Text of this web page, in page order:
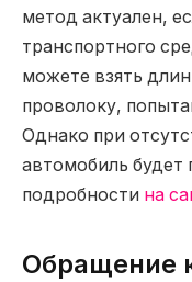
метод актуален,
транспортного
можете взять
проволоку,
Однако при
автомобиль будет
подробности на
Обращение